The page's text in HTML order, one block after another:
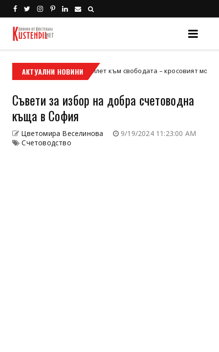
АКТУАЛНИ НОВИНИ
Кой е твоят билет към свободата – кросовият мотор или ATV?
Съвети за избор на добра счетоводна
къща в София
Цветомира Веселинова
9/19/2024 11:23:00 AM
Счетоводство